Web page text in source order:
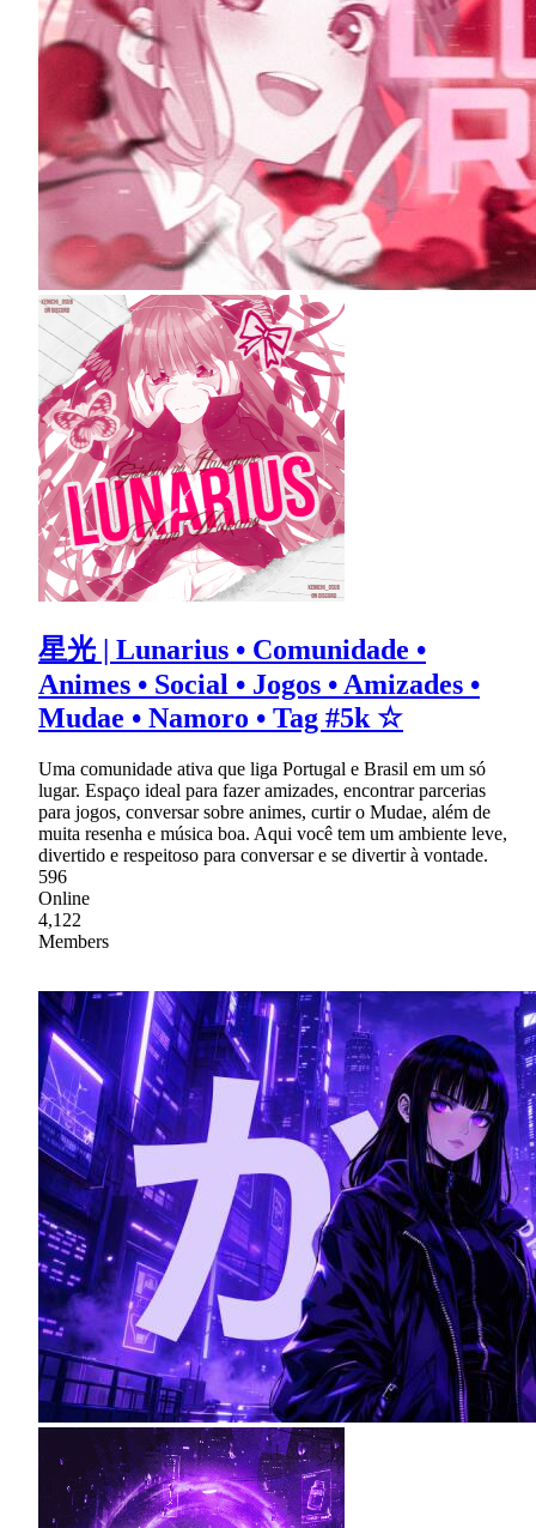
星光 | Lunarius • Comunidade •
Animes • Social • Jogos • Amizades •
Mudae • Namoro • Tag #5k ☆
Uma comunidade ativa que liga Portugal e Brasil em um só
lugar. Espaço ideal para fazer amizades, encontrar parcerias
para jogos, conversar sobre animes, curtir o Mudae, além de
muita resenha e música boa. Aqui você tem um ambiente leve,
divertido e respeitoso para conversar e se divertir à vontade.
596
Online
4,122
Members